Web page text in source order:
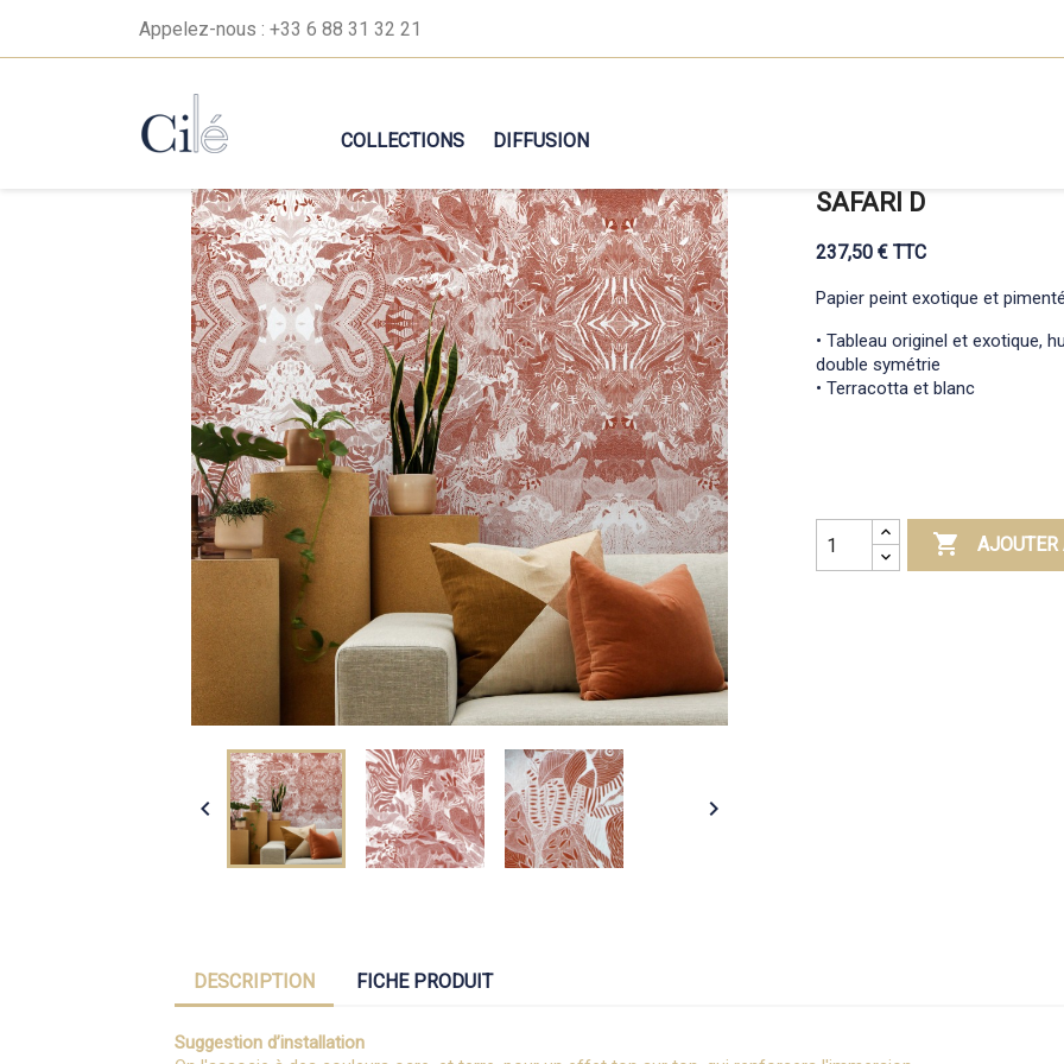
Appelez-nous : +33 6 88 31 32 21
COLLECTIONS DIFFUSION
 
SAFARI D
237,50 € TTC
Papier peint exotique et
• Tableau originel et exotique,
double symétrie
• Terracotta et blanc

DESCRIPTION FICHE PRODUIT
Suggestion d’installation